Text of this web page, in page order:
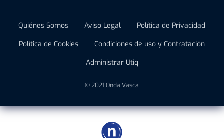
Quiénes Somos Aviso Legal
Política de Privacidad
Política de Cookies
Condiciones de uso y Contratación
Administrar Utiq
© 2021 Onda Vasca